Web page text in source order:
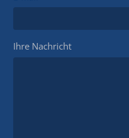
Ihre Nachricht